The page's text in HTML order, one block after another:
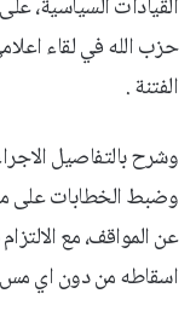
القيادات السياسية،
حزب الله في لقاء
الفتنة .
وشرح بالتفاصيل
وضبط الخطابات على
عن المواقف، مع
اسقاطه من دون اي مس